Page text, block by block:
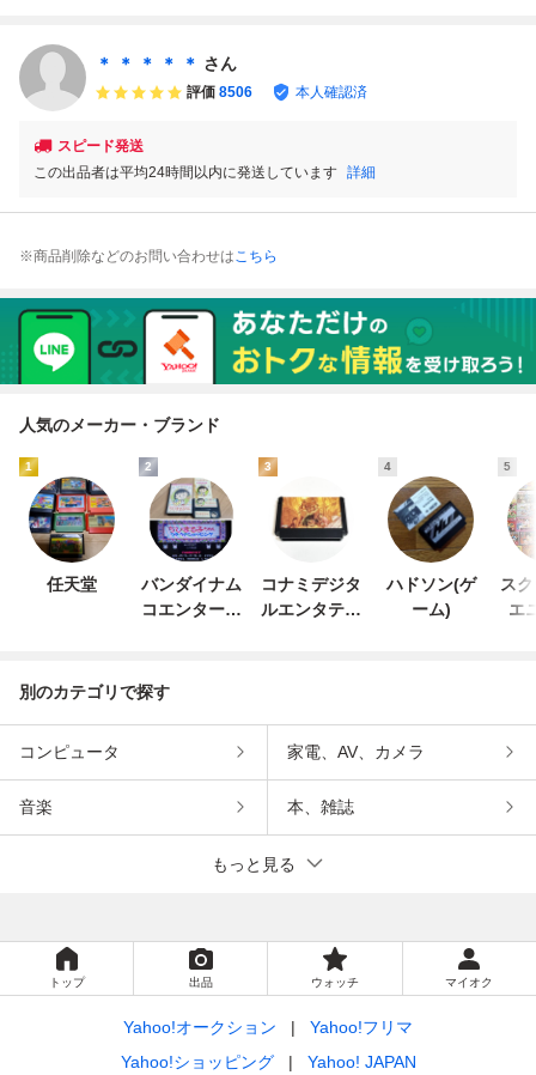
＊ ＊ ＊ ＊ ＊ さん
評価 8506 本人確認済
スピード発送
この出品者は平均24時間以内に発送しています 詳細
※商品削除などのお問い合わせはこちら
人気のメーカー・ブランド
1
任天堂
2
バンダイナム
コエンターテ
3
コナミデジタ
ルエンタテイ
4
ハドソン(ゲ
ーム)
5
ス
エ
別のカテゴリで探す
コンピュータ 家電、AV、カメラ
音楽 本、雑誌
もっと見る
トップ 出品 ウォッチ マイオク
Yahoo!オークション
Yahoo!フリマ
Yahoo!ショッピング
Yahoo! JAPAN